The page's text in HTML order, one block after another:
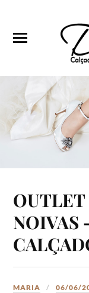
OUTLET
NOIVAS
MARIA 06/06/